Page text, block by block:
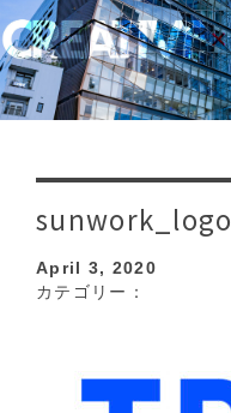
sunwork_logo
April 3, 2020
カテゴリー：